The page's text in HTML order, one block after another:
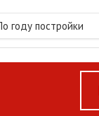
году постройки